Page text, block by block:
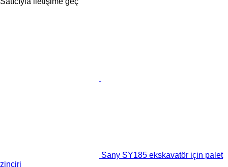
Sany SY185 ekskavatör için palet
zinciri